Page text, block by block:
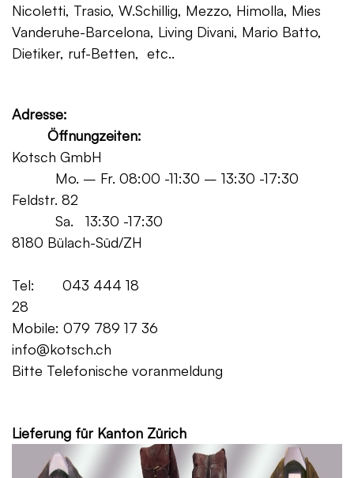
Nicoletti, Trasio, W.Schillig, Mezzo, Himolla, Mies
Vanderuhe-Barcelona, Living Divani, Mario Batto,
Dietiker, ruf-Betten, etc..
Adresse:
Öffnungzeiten:
Kotsch GmbH
Mo. – Fr. 08:00 -11:30 – 13:30 -17:30
Feldstr. 82
Sa. 13:30 -17:30
8180 Bülach-Süd/ZH
Tel: 043 444 18
28
Mobile: 079 789 17 36
info@kotsch.ch
Bitte Telefonische voranmeldung
Lieferung für Kanton Zürich